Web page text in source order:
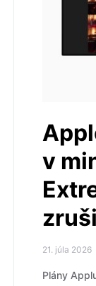
v
21. júla 2026
Plány